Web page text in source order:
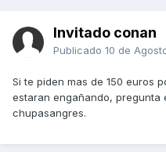
Invitado conan
Publicado 10 de
Si te piden mas de 150 euros
estaran engañando, pregunta
chupasangres.